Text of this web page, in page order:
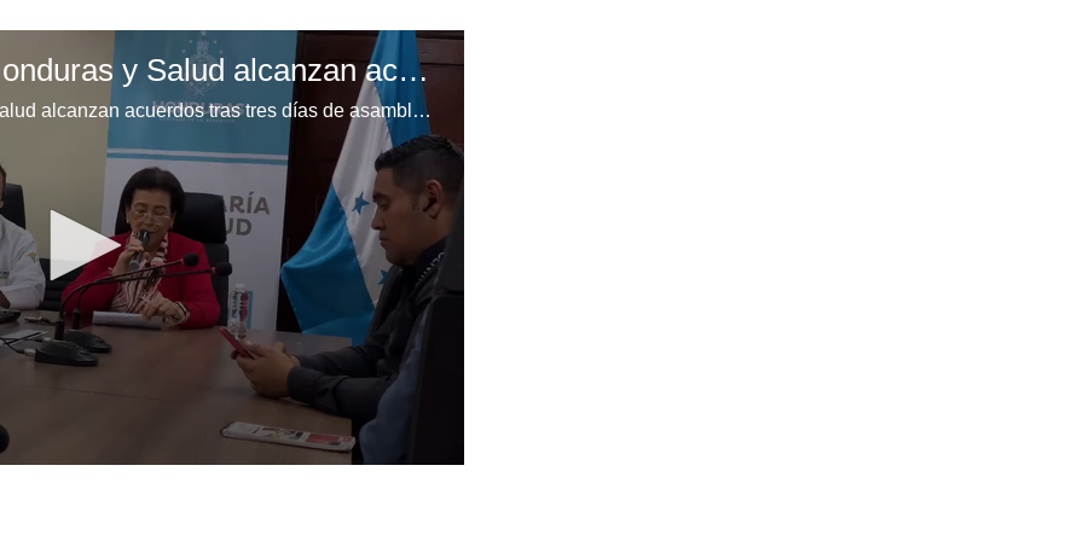
Colegio Médico de Honduras y Salud alcanzan acuerdos tras tres días de asambleas
Colegio Médico de Honduras y Salud alcanzan acuerdos tras tres días de asambleas.